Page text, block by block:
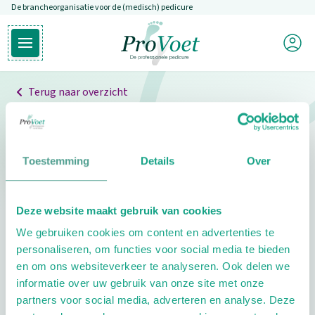
Toestemming Details Over
Deze website maakt gebruik van cookies
We gebruiken cookies om content en advertenties te
personaliseren, om functies voor social media te bieden
en om ons websiteverkeer te analyseren. Ook delen we
informatie over uw gebruik van onze site met onze
partners voor social media, adverteren en analyse. Deze
Overslaan en naar de inhoud gaan
De brancheorganisatie voor de (medisch) pedicure
Open hoofdmenu
Ga naar de homepagina
Mijn
Terug naar overzicht
Professionals
Pedicure niet gevonden
pedicure.